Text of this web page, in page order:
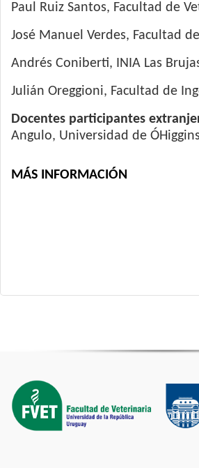
Paul Ruiz Santos, Facultad de
José Manuel Verdes, Facultad
Andrés Coniberti, INIA Las
Julián Oreggioni, Facultad de
Docentes participantes
Angulo, Universidad de
MÁS INFORMACIÓN